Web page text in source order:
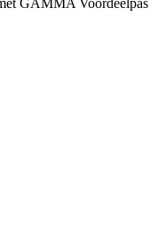
GAMMA Voordeelpas